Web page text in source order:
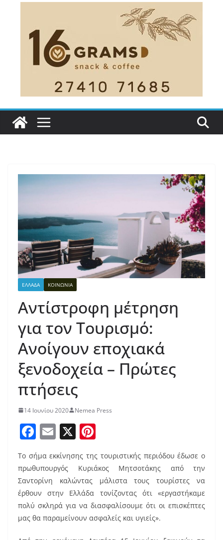
ΕΛΛΑΔΑ ΚΟΙΝΩΝΙΑ
Αντίστροφη μέτρηση
για τον Τουρισμό:
Ανοίγουν εποχιακά
ξενοδοχεία – Πρώτες
πτήσεις
14 Ιουνίου 2020 Nemea Press
F
a
c
e
b
o
o
E
m
ai
l
X
er
e
st
Το σήμα εκκίνησης της τουριστικής περιόδου έδωσε ο
πρωθυπουργός Κυριάκος Μητσοτάκης από την
Σαντορίνη καλώντας μάλιστα τους τουρίστες να
έρθουν στην Ελλάδα τονίζοντας ότι «εργαστήκαμε
πολύ σκληρά για να διασφαλίσουμε ότι οι επισκέπτες
μας θα παραμείνουν ασφαλείς και υγιείς».